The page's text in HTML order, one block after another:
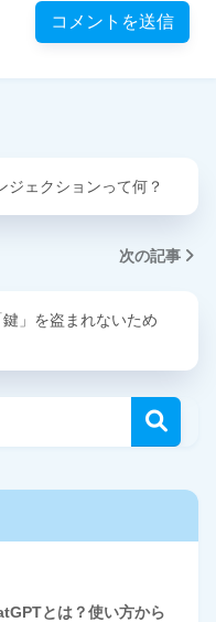
ジェクションって何？
次の記事
」を盗まれないため
とは？使い方から